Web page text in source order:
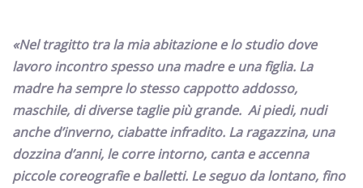
«Nel tragitto tra la mia abitazione e lo studio dove
lavoro incontro spesso una madre e una figlia. La
madre ha sempre lo stesso cappotto addosso,
maschile, di diverse taglie più grande. Ai piedi, nudi
anche d’inverno, ciabatte infradito. La ragazzina, una
dozzina d’anni, le corre intorno, canta e accenna
piccole coreografie e balletti. Le seguo da lontano, fino